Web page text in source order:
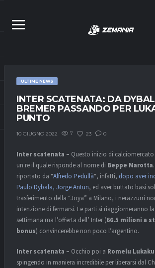
ULTIME NEWS
INTER SCATENATA: DA
BREMER PASSANDO PER
PUNTO
10 GIUGNO 2022 7 23 0
Inter scatenata – Questo inizio di
un re il quale risponde al nome di Beppe Marotta
riportato da “Alfredo Pedullà“, infatti, dopo aver
Paulo Dybala, Jorge Antun, ed aver buttato basi
trasferimento della “Joya” a Milano, i nerazzurri
intenzione di fermarsi. Le parti si riaggiorneranno
settimana ma l’offerta dell’ Inter (66.5 milioni a
bonus) convincerebbe non poco l’argentino.
Inter scatenata – Occhio poi a Romelu Lukaku
spingendo in maniera incredibile per liberarsi dal